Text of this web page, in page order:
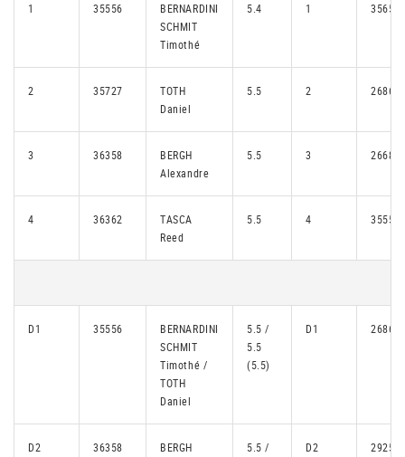
1 35556
BERNARDINI
SCHMIT
Timothé
5.4 1 35657
2 35727
TOTH
Daniel
5.5 2 26866
3 36358
BERGH
Alexandre
5.5 3 26682
4 36362
TASCA
Reed
5.5 4 35559
D1 35556
BERNARDINI
SCHMIT
Timothé /
TOTH
Daniel
5.5 /
5.5
(5.5)
D1 26866
D2 36358
BERGH
5.5 /
D2 29254